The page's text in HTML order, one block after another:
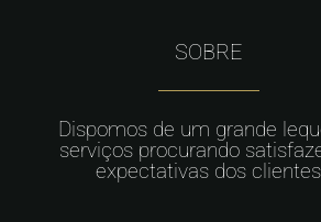
SOBRE
Dispomos de um grande
serviços procurando
expectativas dos clientes